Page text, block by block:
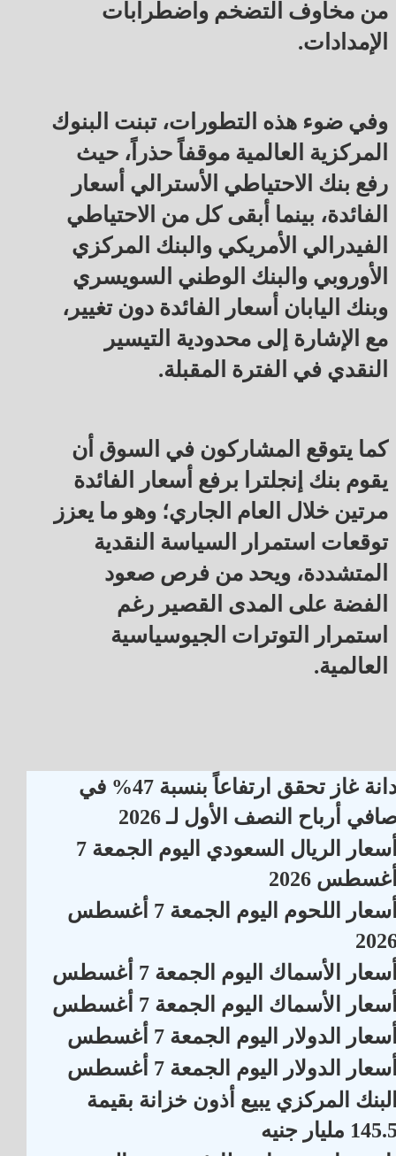
من مخاوف التضخم واضطرابات
الإمدادات.
وفي ضوء هذه التطورات، تبنت البنوك
المركزية العالمية موقفاً حذراً، حيث
رفع بنك الاحتياطي الأسترالي أسعار
الفائدة، بينما أبقى كل من الاحتياطي
الفيدرالي الأمريكي والبنك المركزي
الأوروبي والبنك الوطني السويسري
وبنك اليابان أسعار الفائدة دون تغيير،
مع الإشارة إلى محدودية التيسير
النقدي في الفترة المقبلة.
كما يتوقع المشاركون في السوق أن
يقوم بنك إنجلترا برفع أسعار الفائدة
مرتين خلال العام الجاري؛ وهو ما يعزز
توقعات استمرار السياسة النقدية
المتشددة، ويحد من فرص صعود
الفضة على المدى القصير رغم
استمرار التوترات الجيوسياسية
العالمية.
دانة غاز تحقق ارتفاعاً بنسبة 47% في
أرباح النصف الأول لـ 2026
أسعار الريال السعودي اليوم الجمعة 7
2026
أسعار اللحوم اليوم الجمعة 7 أغسطس
الأسماك اليوم الجمعة 7 أغسطس
الأسماك اليوم الجمعة 7 أغسطس
الدولار اليوم الجمعة 7 أغسطس
الدولار اليوم الجمعة 7 أغسطس
المركزي يبيع أذون خزانة بقيمة
مليار جنيه